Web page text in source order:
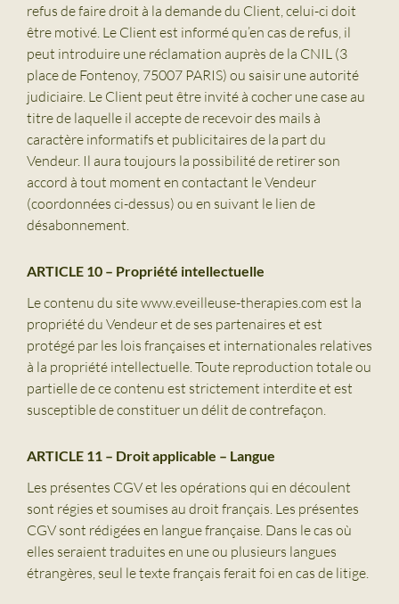
refus de faire droit à la demande du Client, celui-ci doit
être motivé. Le Client est informé qu’en cas de refus, il
peut introduire une réclamation auprès de la CNIL (3
place de Fontenoy, 75007 PARIS) ou saisir une autorité
judiciaire. Le Client peut être invité à cocher une case au
titre de laquelle il accepte de recevoir des mails à
caractère informatifs et publicitaires de la part du
Vendeur. Il aura toujours la possibilité de retirer son
accord à tout moment en contactant le Vendeur
(coordonnées ci-dessus) ou en suivant le lien de
désabonnement.
ARTICLE 10 – Propriété intellectuelle
Le contenu du site www.eveilleuse-therapies.com est la
propriété du Vendeur et de ses partenaires et est
protégé par les lois françaises et internationales relatives
à la propriété intellectuelle. Toute reproduction totale ou
partielle de ce contenu est strictement interdite et est
susceptible de constituer un délit de contrefaçon.
ARTICLE 11 – Droit applicable – Langue
Les présentes CGV et les opérations qui en découlent
sont régies et soumises au droit français. Les présentes
CGV sont rédigées en langue française. Dans le cas où
elles seraient traduites en une ou plusieurs langues
étrangères, seul le texte français ferait foi en cas de litige.